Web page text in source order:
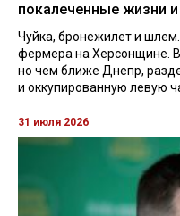
покалеченные жизни
Чуйка, бронежилет и
фермера на Херсонщине.
но чем ближе Днепр,
и оккупированную левую
31 июля 2026